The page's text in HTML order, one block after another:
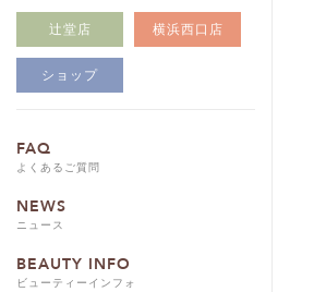
辻堂店 横浜西口店
ショップ
FAQ
よくあるご質問
NEWS
ニュース
BEAUTY INFO
ビューティーインフォ